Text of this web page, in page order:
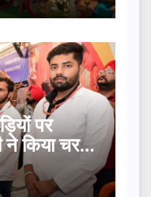
पर
ने किया चरण